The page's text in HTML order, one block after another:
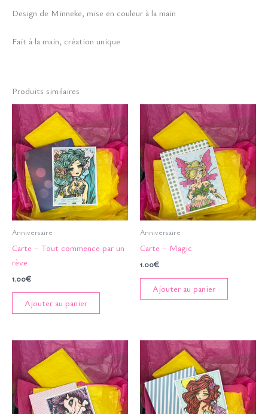
Design de Minneke, mise en couleur à la main
Fait à la main, création unique
Produits similaires
Anniversaire
Carte – Tout commence par un
rève
1.00€
Ajouter au panier
Anniversaire
Carte – Magic
1.00€
Ajouter au panier